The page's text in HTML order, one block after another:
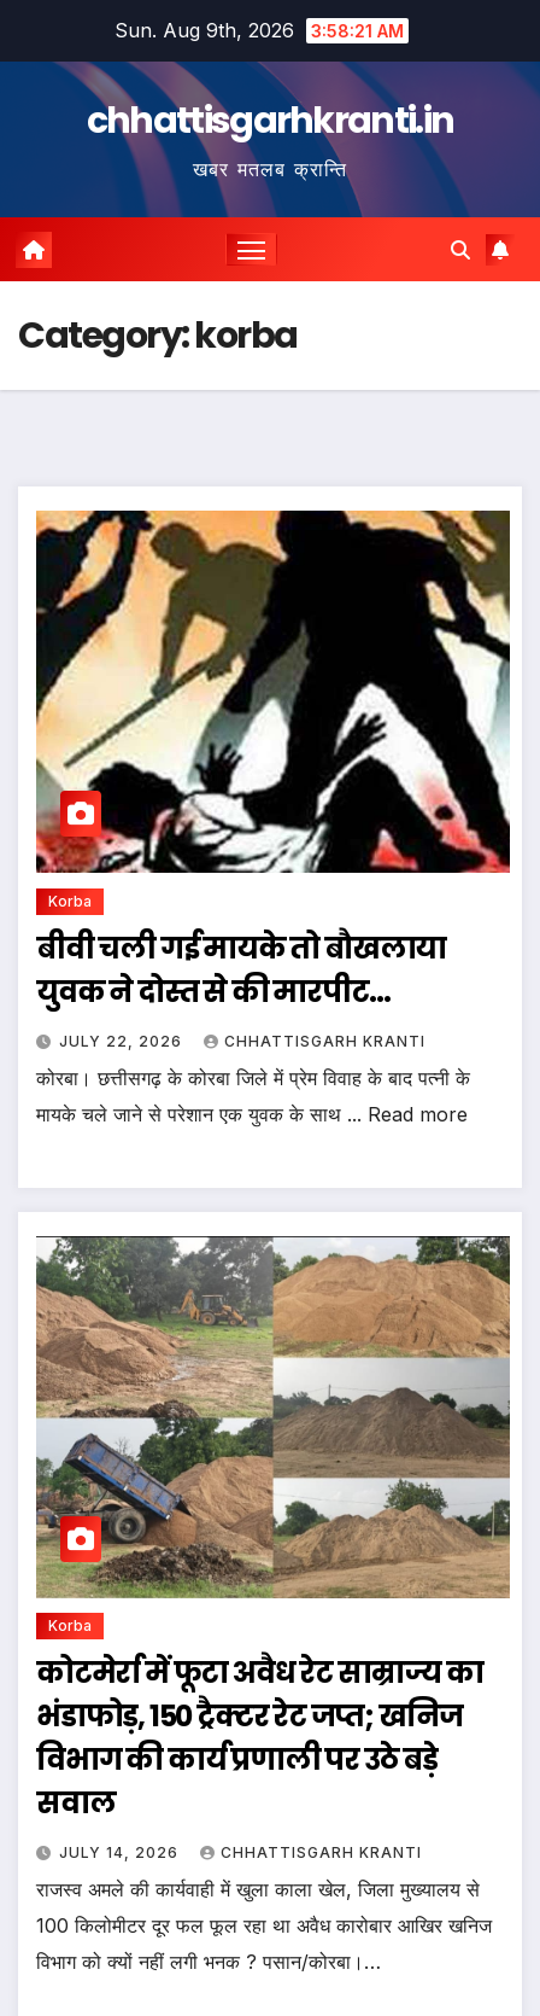
Sun. Aug 9th, 2026 3:58:23 AM
chhattisgarhkranti.in
खबर मतलब क्रान्ति
Category:korba
Korba
बीवी चली गई मायके तो बौखलाया
युवक ने दोस्त से की मारपीट…
JULY 22, 2026 CHHATTISGARH KRANTI
कोरबा। छत्तीसगढ़ के कोरबा जिले में प्रेम विवाह के बाद पत्नी के
मायके चले जाने से परेशान एक युवक के साथ ... Read more
Korba
कोटमेर्रा में फूटा अवैध रेट साम्राज्य का
भंडाफोड़, 150 ट्रैक्टर रेट जप्त; खनिज
विभाग की कार्य प्रणाली पर उठे बड़े
सवाल
JULY 14, 2026 CHHATTISGARH KRANTI
राजस्व अमले की कार्यवाही में खुला काला खेल, जिला मुख्यालय से
100 किलोमीटर दूर फल फूल रहा था अवैध कारोबार आखिर खनिज
विभाग को क्यों नहीं लगी भनक ? पसान/कोरबा।…